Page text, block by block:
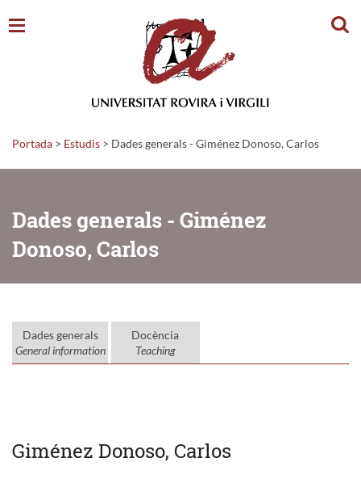
Portada > Estudis > Dades generals - Giménez Donoso, Carlos
Dades generals - Giménez
Donoso, Carlos
Dades generals
General information
Docència
Teaching
Giménez Donoso, Carlos